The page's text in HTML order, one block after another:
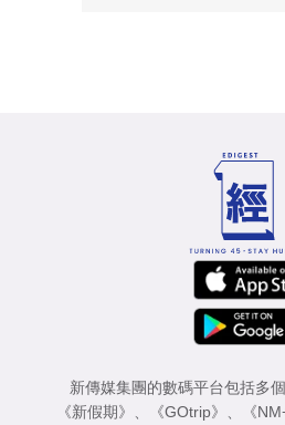
新傳媒集團的數碼平台包括多
《新假期》
《GOtrip》 《